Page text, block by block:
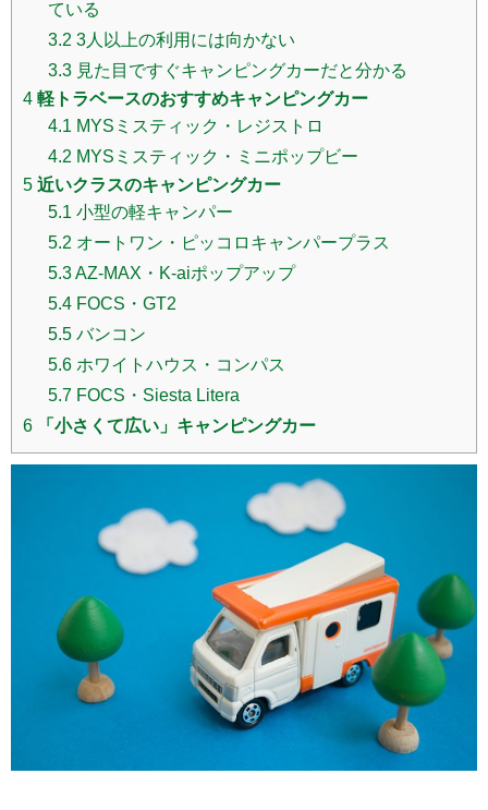
ている
3.2 3人以上の利用には向かない
3.3 見た目ですぐキャンピングカーだと分かる
4 軽トラベースのおすすめキャンピングカー
4.1 MYSミスティック・レジストロ
4.2 MYSミスティック・ミニポップビー
5 近いクラスのキャンピングカー
5.1 小型の軽キャンパー
5.2 オートワン・ピッコロキャンパープラス
5.3AZ-MAX・K-aiポップアップ
5.4 FOCS・GT2
5.5 バンコン
5.6 ホワイトハウス・コンパス
5.7 FOCS・Siesta Litera
6 「小さくて広い」キャンピングカー